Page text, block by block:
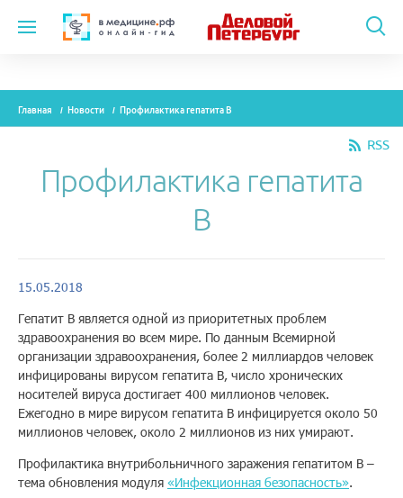
Модули
Вебинары
Рекламодателям
О проекте
Контакты
Помощь
Главная Новости Профилактика гепатита В
RSS
Профилактика гепатита
В
15.05.2018
Гепатит B является одной из приоритетных проблем
здравоохранения во всем мире. По данным Всемирной
организации здравоохранения, более 2 миллиардов человек
инфицированы вирусом гепатита B, число хронических
носителей вируса достигает 400 миллионов человек.
Ежегодно в мире вирусом гепатита B инфицируется около 50
миллионов человек, около 2 миллионов из них умирают.
Профилактика внутрибольничного заражения гепатитом В –
тема обновления модуля «Инфекционная безопасность».